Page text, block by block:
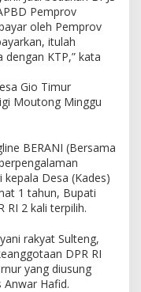
Pemprov
oleh Pemprov
itulah
KTP,” kata
Gio Timur
Moutong Minggu
BERANI (Bersama
Desa (Kades)
1 tahun, Bupati
RI 2 kali terpilih.
rakyat Sulteng,
DPR RI
yang diusung
Anwar Hafid.